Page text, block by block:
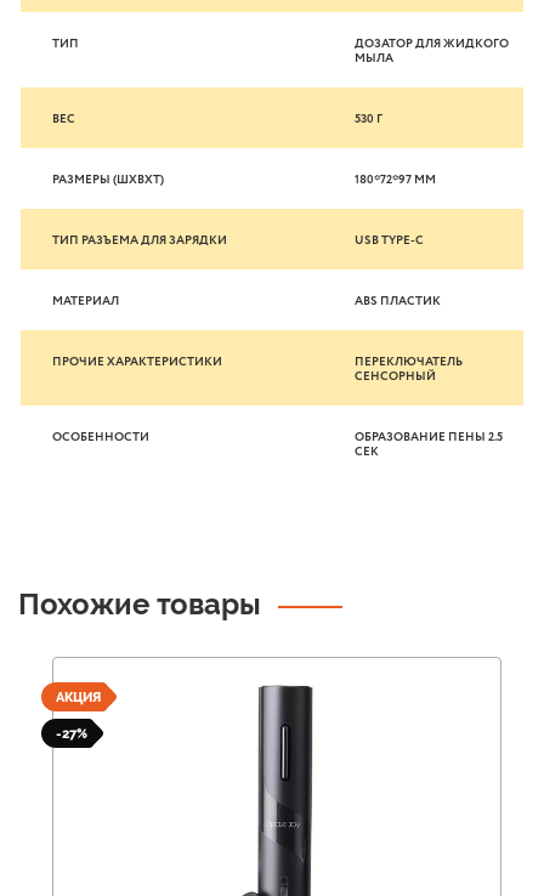
ТИП
ДОЗАТОР ДЛЯ ЖИДКОГО
МЫЛА
ВЕС 530 Г
РАЗМЕРЫ (ШXВXТ) 180*72*97 ММ
ТИП РАЗЪЕМА ДЛЯ ЗАРЯДКИ USB TYPE-C
МАТЕРИАЛ ABS ПЛАСТИК
ПРОЧИЕ ХАРАКТЕРИСТИКИ
ПЕРЕКЛЮЧАТЕЛЬ
СЕНСОРНЫЙ
ОСОБЕННОСТИ
ОБРАЗОВАНИЕ ПЕНЫ 2.5
СЕК
Похожие товары
АКЦИЯ
-27%